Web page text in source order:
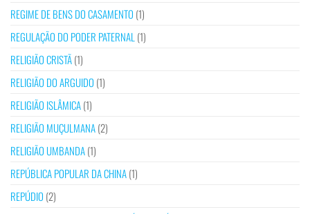
REGIME DE BENS DO CASAMENTO (1)
REGULAÇÃO DO PODER PATERNAL (1)
RELIGIÃO CRISTÃ(1)
RELIGIÃO DO ARGUIDO (1)
RELIGIÃO ISLÂMICA(1)
RELIGIÃO MUÇULMANA(2)
RELIGIÃO UMBANDA(1)
REPÚBLICA POPULAR DA CHINA(1)
REPÚDIO (2)